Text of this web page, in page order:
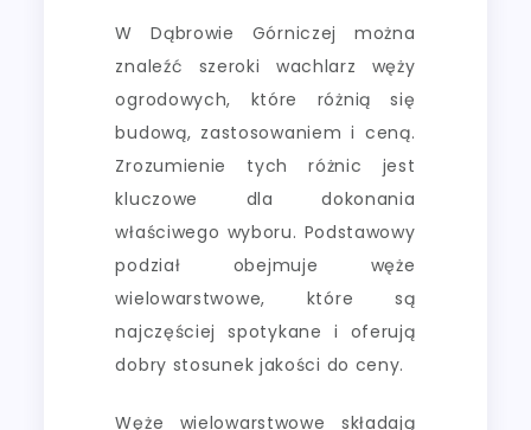
W Dąbrowie Górniczej można
znaleźć szeroki wachlarz węży
ogrodowych, które różnią się
budową, zastosowaniem i ceną.
Zrozumienie tych różnic jest
kluczowe dla dokonania
właściwego wyboru. Podstawowy
podział obejmuje węże
wielowarstwowe, które są
najczęściej spotykane i oferują
dobry stosunek jakości do ceny.
Węże wielowarstwowe składają